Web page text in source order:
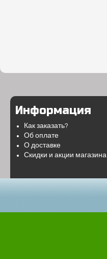
Информация
Как заказать?
Об оплате
О доставке
Скидки и акции магазина